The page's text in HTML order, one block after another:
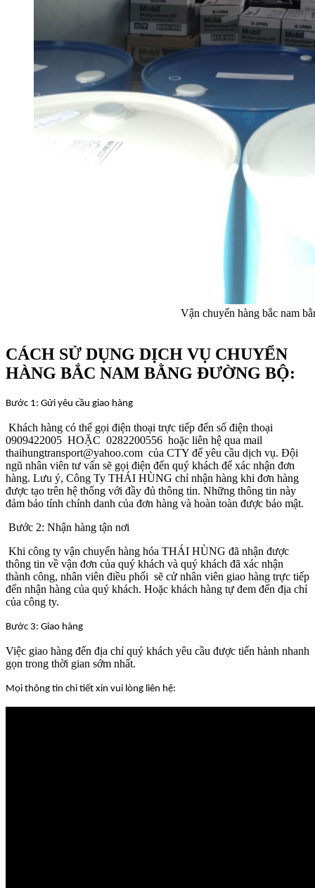
Vận chuyển hàng bắc nam
CÁCH SỬ DỤNG DỊCH VỤ CHUYỂN
HÀNG BẮC NAM BẰNG ĐƯỜNG BỘ:
Bước 1: Gửi yêu cầu giao hàng
Khách hàng có thể gọi điện thoại trực tiếp đến số điện thoại
0909422005 HOẶC 0282200556 hoặc liên hệ qua mail
thaihungtransport@yahoo.com của CTY để yêu cầu dịch vụ. Đội
ngũ nhân viên tư vấn sẽ gọi điện đến quý khách để xác nhận đơn
hàng. Lưu ý, Công Ty THÁI HÙNG chỉ nhận hàng khi đơn hàng
được tạo trên hệ thống với đầy đủ thông tin. Những thông tin này
đảm bảo tính chính danh của đơn hàng và hoàn toàn được bảo mật.
Bước 2: Nhận hàng tận nơi
Khi công ty vận chuyển hàng hóa THÁI HÙNG đã nhận được
thông tin về vận đơn của quý khách và quý khách đã xác nhận
thành công, nhân viên điều phối sẽ cử nhân viên giao hàng trực tiếp
đến nhận hàng của quý khách. Hoặc khách hàng tự đem đến địa chỉ
của công ty.
Bước 3: Giao hàng
Việc giao hàng đến địa chỉ quý khách yêu cầu được tiến hành nhanh
gọn trong thời gian sớm nhất.
Mọi thông tin chi tiết xin vui lòng liên hệ: